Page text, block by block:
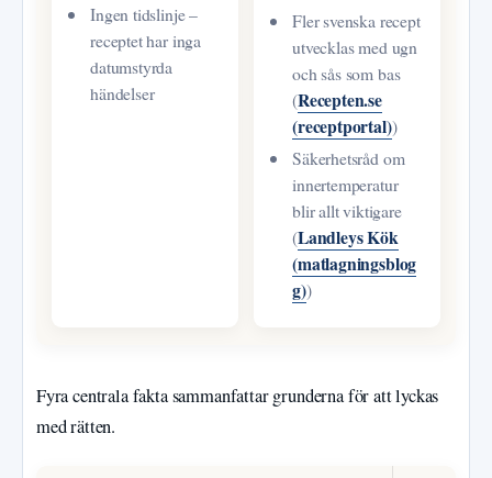
Ingen tidslinje –
receptet har inga
datumstyrda
händelser
Fler svenska recept
utvecklas med ugn
och sås som bas
(Recepten.se
(receptportal))
Säkerhetsråd om
innertemperatur
blir allt viktigare
(Landleys Kök
(matlagningsblog
g))
Fyra centrala fakta sammanfattar grunderna för att lyckas
med rätten.